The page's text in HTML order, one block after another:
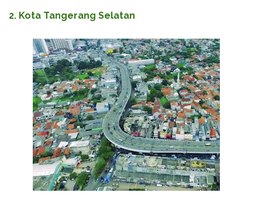
2. Kota Tangerang Selatan